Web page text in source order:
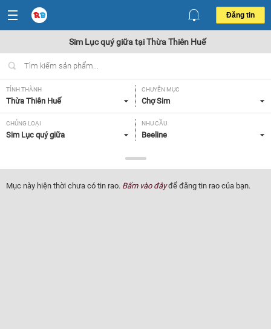
Đăng tin
Sim Lục quý giữa tại Thừa Thiên Huế
TỈNH THÀNH
Thừa Thiên Huế
CHUYÊN MỤC
Chợ Sim
CHỦNG LOẠI
Sim Lục quý giữa
NHU CẦU
Beeline
Tất cả
Mục này hiện thời chưa có tin rao. Bấm vào đâyđể đăng tin rao của bạn.